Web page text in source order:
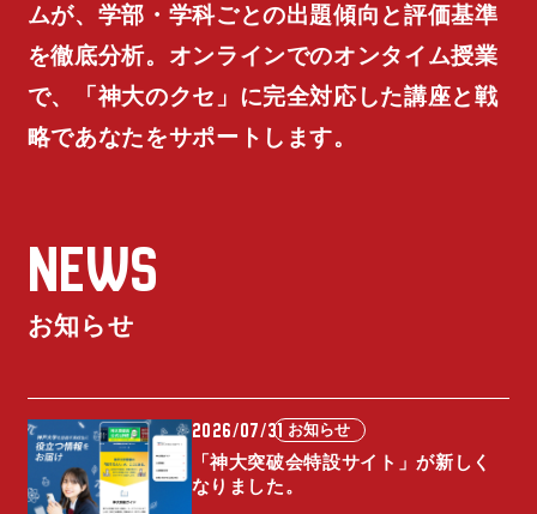
ムが、学部・学科ごとの出題傾向と評価基準
を徹底分析。オンラインでのオンタイム授業
で、「神大のクセ」に完全対応した講座と戦
略であなたをサポートします。
NEWS
お知らせ
2026/07/31 お知らせ
「神大突破会特設サイト」が新しく
なりました。